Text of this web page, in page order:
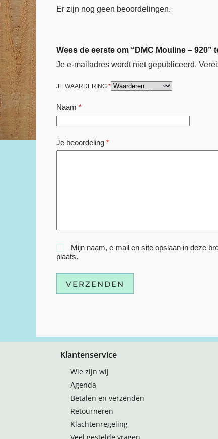
Er zijn nog geen beoordelingen.
Wees de eerste om “DMC Mouline – 920”
Je e-mailadres wordt niet gepubliceerd.
JE WAARDERING *
Naam *
Je beoordeling *
Mijn naam, e-mail en site opslaan in deze
plaats.
VERZENDEN
Klantenservice
Wie zijn wij
Agenda
Betalen en verzenden
Retourneren
Klachtenregeling